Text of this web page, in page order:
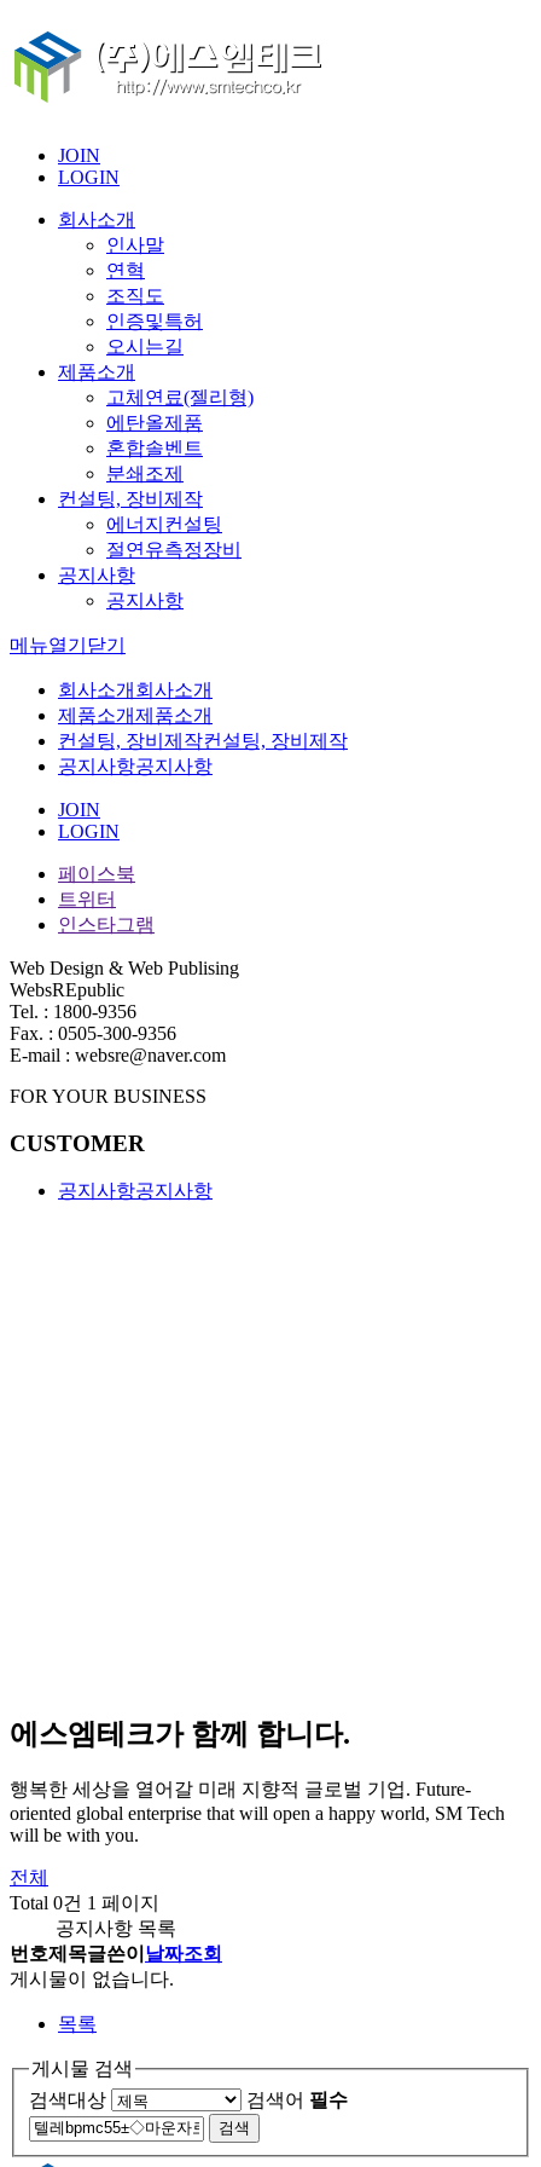
JOIN
LOGIN
회사소개
인사말
연혁
조직도
인증및특허
오시는길
제품소개
고체연료(젤리형)
에탄올제품
혼합솔벤트
분쇄조제
컨설팅, 장비제작
에너지컨설팅
절연유측정장비
공지사항
공지사항
메뉴열기 닫기
회사소개 회사소개
제품소개제품소개
컨설팅, 장비제작컨설팅, 장비제작
공지사항공지사항
JOIN
LOGIN
페이스북
트위터
인스타그램
Web Design & Web Publising
WebsREpublic
Tel. : 1800-9356
Fax. : 0505-300-9356
E-mail : websre@naver.com
FOR YOUR BUSINESS
CUSTOMER
공지사항공지사항
에스엠테크가 함께 합니다.
행복한 세상을 열어갈 미래 지향적 글로벌 기업. Future-
oriented global enterprise that will open a happy world, SM Tech
will be with you.
전체
Total 0건 1 페이지
공지사항 목록
번호제목글쓴이 날짜조회
게시물이 없습니다.
목록
게시물 검색
검색대상
검색어 필수